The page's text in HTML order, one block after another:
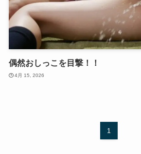
偶然おしっこを目撃！！
4月 15, 2026
1